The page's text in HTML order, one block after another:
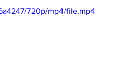
Boone-맛집/여행지
720p/mp4/file.mp4